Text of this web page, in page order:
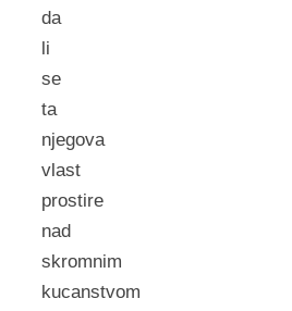
da
li
se
ta
njegova
vlast
prostire
nad
skromnim
kucanstvom